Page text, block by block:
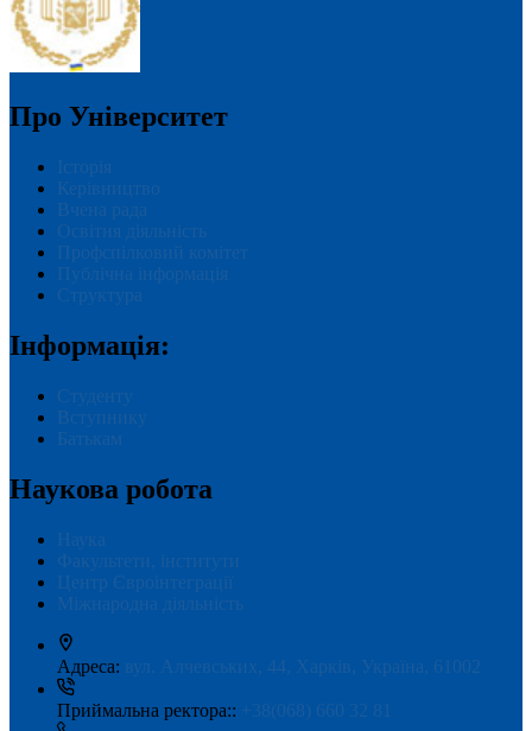
Про Університет
Історія
Керівництво
Вчена рада
Освітня діяльність
Профспілковий комітет
Публічна інформація
Структура
Інформація:
Студенту
Вступнику
Батькам
Наукова робота
Наука
Факультети, інститути
Центр Євроінтеграції
Міжнародна діяльність
Адреса: вул. Алчевських, 44, Харків, Україна, 61002
Приймальна ректора:: +38(068) 660 32 81